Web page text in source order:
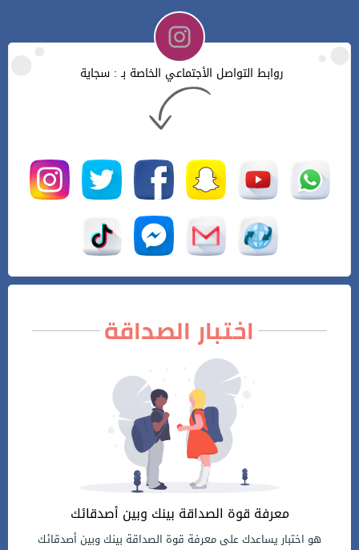
روابط التواصل الأجتماعي الخاصة بـ : سجاية
اختبار الصداقة
معرفة قوة الصداقة بينك وبين أصدقائك
هو اختبار يساعدك على معرفة قوة الصداقة بينك وبين أصدقائك